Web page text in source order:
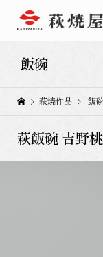
飯碗
萩焼作品 飯
萩飯碗 吉野